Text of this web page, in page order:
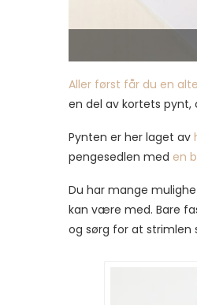
Aller først får du en
en del av kortets pynt,
Pynten er her laget av
pengesedlen med en
Du har mange
kan være med. Bare
og sørg for at strimlen